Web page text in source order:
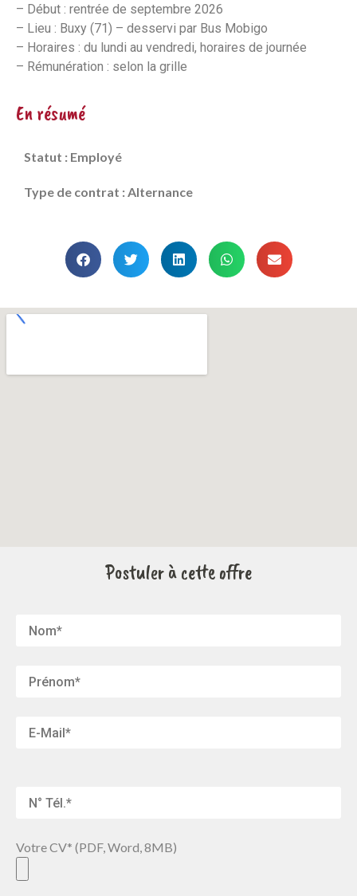
– Début : rentrée de septembre 2026
– Lieu : Buxy (71) – desservi par Bus Mobigo
– Horaires : du lundi au vendredi, horaires de journée
– Rémunération : selon la grille
En résumé
Statut : Employé
Type de contrat : Alternance
Postuler à cette offre
Votre CV* (PDF, Word, 8MB)